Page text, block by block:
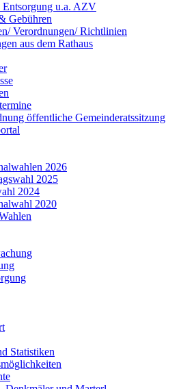
Entsorgung u.a. AZV
Gebühren
Verordnungen/ Richtlinien
aus dem Rathaus
öffentliche Gemeinderatssitzung
2026
2025
2024
2020
Statistiken